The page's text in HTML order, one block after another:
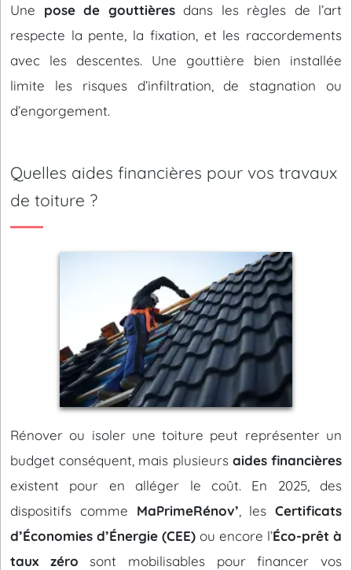
Une pose de gouttièresdans les règles de l’art
respecte la pente, la fixation, et les raccordements
avec les descentes. Une gouttière bien installée
limite les risques d’infiltration, de stagnation ou
d’engorgement.
Quelles aides financières pour vos travaux
de toiture ?
Rénover ou isoler une toiture peut représenter un
budget conséquent, mais plusieurs aides financières
existent pour en alléger le coût. En 2025, des
dispositifs comme MaPrimeRénov’ , les Certificats
d’Économies d’Énergie (CEE) ou encore l’Éco-prêt à
taux zéro sont mobilisables pour financer vos